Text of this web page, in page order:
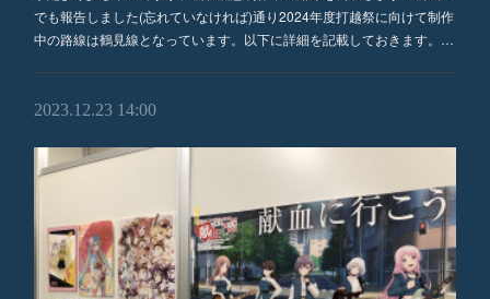
でも報告しました(忘れていなければ)通り2024年度打越祭に向けて制作
中の路線は鶴見線となっています。以下に詳細を記載しておきます。…
2023.12.23 14:00